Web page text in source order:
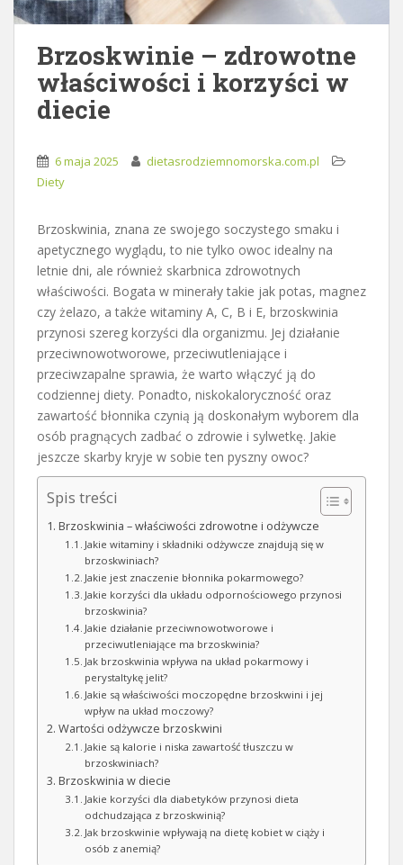
Brzoskwinie – zdrowotne
właściwości i korzyści w
diecie
6 maja 2025
dietasrodziemnomorska.com.pl
Diety
Brzoskwinia, znana ze swojego soczystego smaku i
apetycznego wyglądu, to nie tylko owoc idealny na
letnie dni, ale również skarbnica zdrowotnych
właściwości. Bogata w minerały takie jak potas, magnez
czy żelazo, a także witaminy A, C, B i E, brzoskwinia
przynosi szereg korzyści dla organizmu. Jej działanie
przeciwnowotworowe, przeciwutleniające i
przeciwzapalne sprawia, że warto włączyć ją do
codziennej diety. Ponadto, niskokaloryczność oraz
zawartość błonnika czynią ją doskonałym wyborem dla
osób pragnących zadbać o zdrowie i sylwetkę. Jakie
jeszcze skarby kryje w sobie ten pyszny owoc?
Spis treści
Brzoskwinia – właściwości zdrowotne i odżywcze
Jakie witaminy i składniki odżywcze znajdują się w
brzoskwiniach?
Jakie jest znaczenie błonnika pokarmowego?
Jakie korzyści dla układu odpornościowego przynosi
brzoskwinia?
Jakie działanie przeciwnowotworowe i
przeciwutleniające ma brzoskwinia?
Jak brzoskwinia wpływa na układ pokarmowy i
perystaltykę jelit?
Jakie są właściwości moczopędne brzoskwini i jej
wpływ na układ moczowy?
Wartości odżywcze brzoskwini
Jakie są kalorie i niska zawartość tłuszczu w
brzoskwiniach?
Brzoskwinia w diecie
Jakie korzyści dla diabetyków przynosi dieta
odchudzająca z brzoskwinią?
Jak brzoskwinie wpływają na dietę kobiet w ciąży i
osób z anemią?